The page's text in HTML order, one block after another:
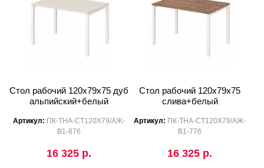
Стол рабочий 120x79x75 дуб
альпийский+белый
Артикул: ПК-ТНА-СТ120Х79/АЖ-
В1-876
16 325 р.
Стол рабочий 120x79x75
слива+белый
Артикул: ПК-ТНА-СТ120Х79/АЖ-
В1-776
16 325 р.